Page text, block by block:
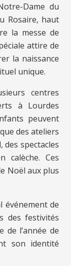
Dame du
Rosaire, haut
la messe de
attire de
la naissance
unique.
centres
à Lourdes
peuvent
des ateliers
spectacles
calèche. Ces
Noël aux plus
événement de
des festivités
de l’année de
son identité